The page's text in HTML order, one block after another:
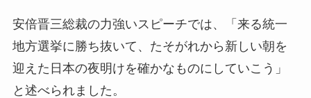
安倍晋三総裁の力強いスピーチでは、「来る統一
地方選挙に勝ち抜いて、たそがれから新しい朝を
迎えた日本の夜明けを確かなものにしていこう」
と述べられました。